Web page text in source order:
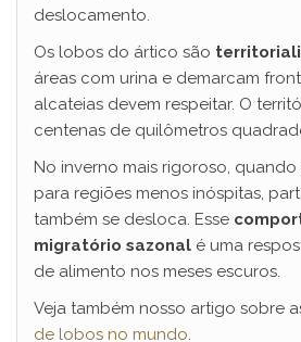
deslocamento.
Os lobos do ártico são
áreas com urina e demarcam
alcateias devem respeitar. O
centenas de quilômetros
No inverno mais rigoroso, quando
para regiões menos inóspitas,
também se desloca. Esse
migratório sazonal é uma
de alimento nos meses escuros.
Veja também nosso artigo sobre
de lobos no mundo.